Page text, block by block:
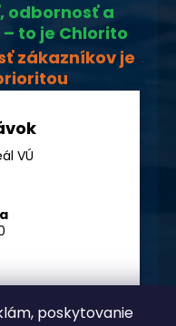
poskytovanie
odbornosť a
to je Chlorito
zákazníkov je
VÚ